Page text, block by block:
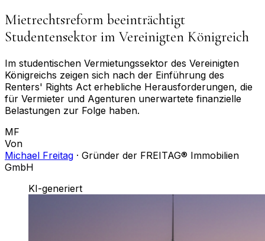
Mietrechtsreform beeinträchtigt
Studentensektor im Vereinigten Königreich
Im studentischen Vermietungssektor des Vereinigten
Königreichs zeigen sich nach der Einführung des
Renters' Rights Act erhebliche Herausforderungen, die
für Vermieter und Agenturen unerwartete finanzielle
Belastungen zur Folge haben.
MF
Von
Michael Freitag · Gründer der FREITAG® Immobilien
GmbH
KI-generiert